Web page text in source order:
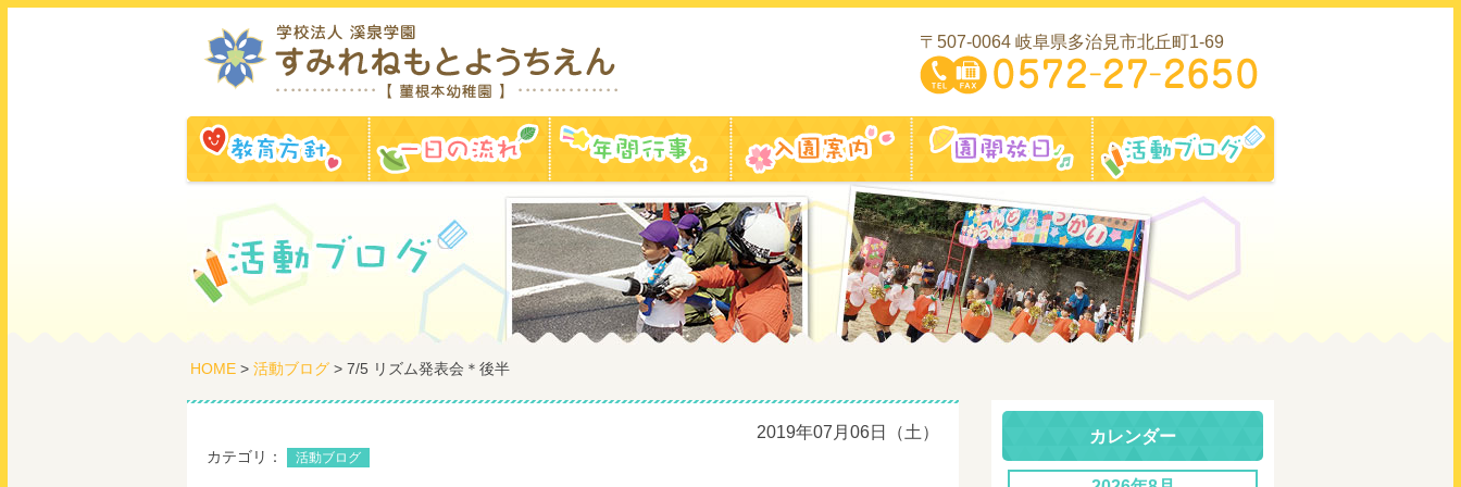
〒507-0064 岐阜県多治見市北丘町1-69
教育方針 一日の流れ 年間行事 入園案内 園開放日
HOME> 活動ブログ> 7/5 リズム発表会＊後半
2019年07月06日（土）
カテゴリ： 活動ブログ
カレンダー